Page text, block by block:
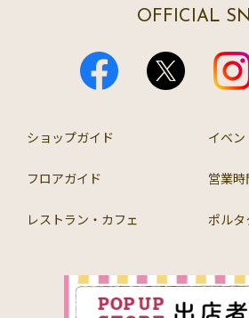
OFFICIAL
ショップガイド イベン
フロアガイド 営業時
レストラン・カフェ ポルタ